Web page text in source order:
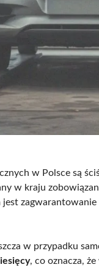
w Polsce są
w kraju
jest zagwarantowanie
w przypadku
, co oznacza,